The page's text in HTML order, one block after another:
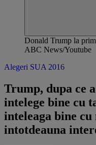
Donald Trump la
ABC News/Youtube
Alegeri SUA 2016
Trump, dupa ce
intelege bine cu
inteleaga bine
intotdeauna